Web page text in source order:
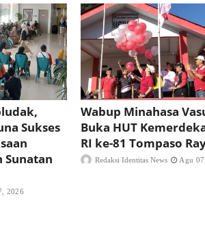
Sukses
Sunatan
2026
Wabup Minahasa
Buka HUT
RI ke-81 Tompaso
Redaksi Identitas News Agu